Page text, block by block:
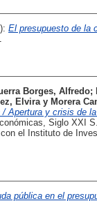
El presupuesto de la
Borges, Alfredo;
Elvira y Morera
Apertura y crisis de
Siglo XXI
el Instituto de
pública en el